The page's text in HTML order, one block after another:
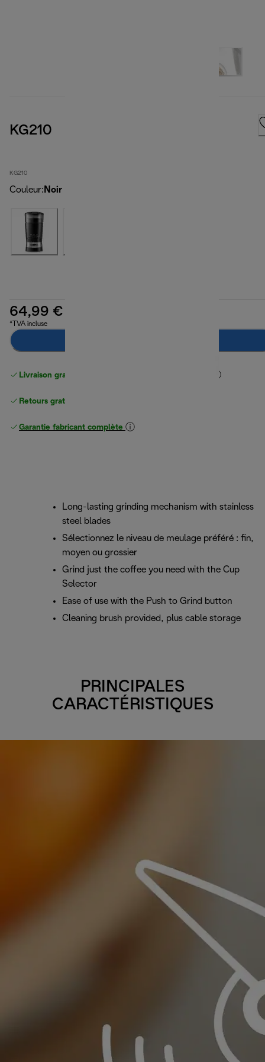
KG210
KG210
Couleur: Noir
64,99 €
*TVA incluse
Livraison gratuite standard
Retours gratuits
Garantie fabricant complète
Long-lasting grinding mechanism with stainless
steel blades
Sélectionnez le niveau de meulage préféré : fin,
moyen ou grossier
Grind just the coffee you need with the Cup
Selector
Ease of use with the Push to Grind button
Cleaning brush provided, plus cable storage
PRINCIPALES
CARACTÉRISTIQUES